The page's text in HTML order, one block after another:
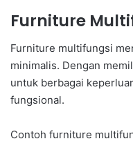
Furniture
Furniture multifungsi
minimalis. Dengan
untuk berbagai
fungsional.
Contoh furniture